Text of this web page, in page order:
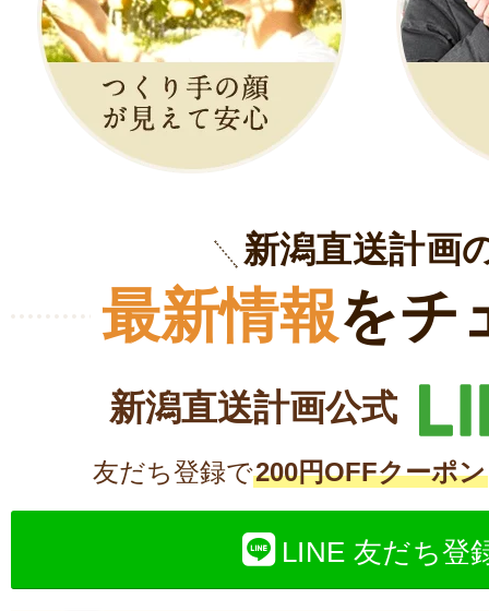
新潟直送計画
最新情報をチ
新潟直送計画公式
友だち登録で200円OFFクーポン
LINE 友だち登